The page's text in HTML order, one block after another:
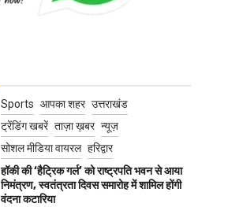
Sports आपका शहर उत्तराखंड
ट्रेंडिंग खबरें ताज़ा ख़बर न्यूज़
सोशल मीडिया वायरल हरिद्वार
हॉकी की ‘हैट्रिक गर्ल’ को राष्ट्रपति भवन से आया
निमंत्रण, स्वतंत्रता दिवस समारोह में शामिल होंगी
वंदना कटारिया